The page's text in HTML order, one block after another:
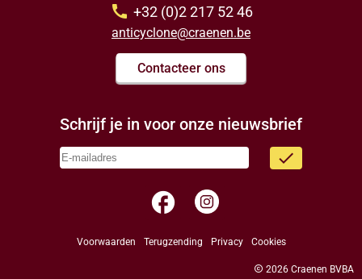
call +32 (0)2 217 52 46
anticyclone@craenen.be
Contacteer ons
Schrijf je in voor onze nieuwsbrief
done
facebook
Voorwaarden Terugzending Privacy Cookies
copyright 2026 Craenen BVBA